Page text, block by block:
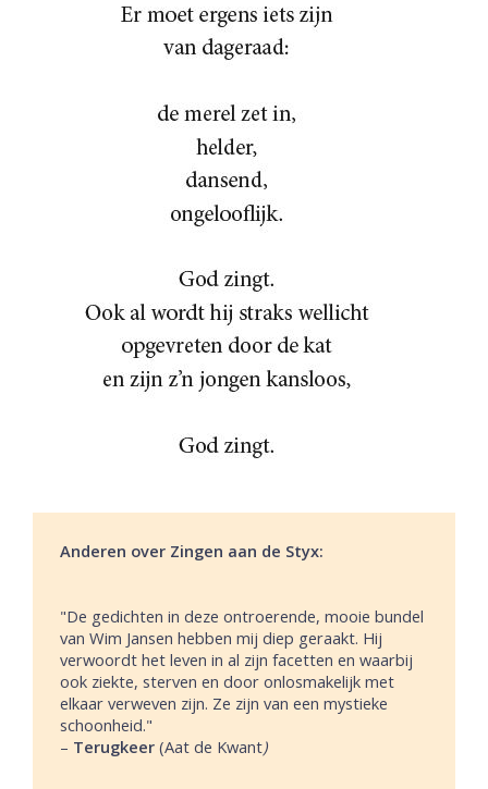
Anderen over Zingen aan de Styx:
"De gedichten in deze ontroerende, mooie bundel
van Wim Jansen hebben mij diep geraakt. Hij
verwoordt het leven in al zijn facetten en waarbij
ook ziekte, sterven en door onlosmakelijk met
elkaar verweven zijn. Ze zijn van een mystieke
schoonheid."
– Terugkeer (Aat de Kwant)